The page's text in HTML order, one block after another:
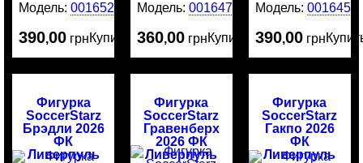
Модель:0016522
390,00 грнКупить
Модель:0016476
360,00 грнКупить
Модель: 0016456
390,00 грн
Фигурка
SoccerStarz
Брэдли 2026
ФК
Ливерпуль
Фигурка
SoccerStarz
Гравенберх
2026 ФК
Ливерпуль
Фигурка
SoccerStarz
Гакпо 2026
ФК
Ливерпуль